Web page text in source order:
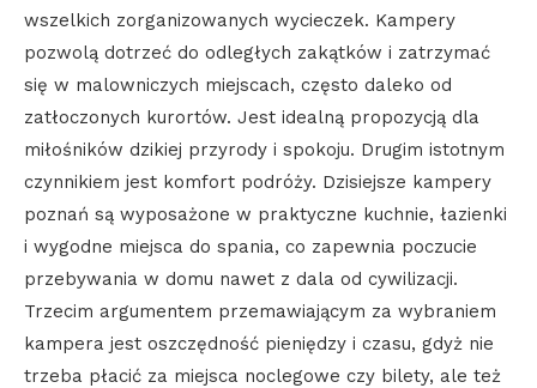
wszelkich zorganizowanych wycieczek. Kampery
pozwolą dotrzeć do odległych zakątków i zatrzymać
się w malowniczych miejscach, często daleko od
zatłoczonych kurortów. Jest idealną propozycją dla
miłośników dzikiej przyrody i spokoju. Drugim istotnym
czynnikiem jest komfort podróży. Dzisiejsze kampery
poznań są wyposażone w praktyczne kuchnie, łazienki
i wygodne miejsca do spania, co zapewnia poczucie
przebywania w domu nawet z dala od cywilizacji.
Trzecim argumentem przemawiającym za wybraniem
kampera jest oszczędność pieniędzy i czasu, gdyż nie
trzeba płacić za miejsca noclegowe czy bilety, ale też